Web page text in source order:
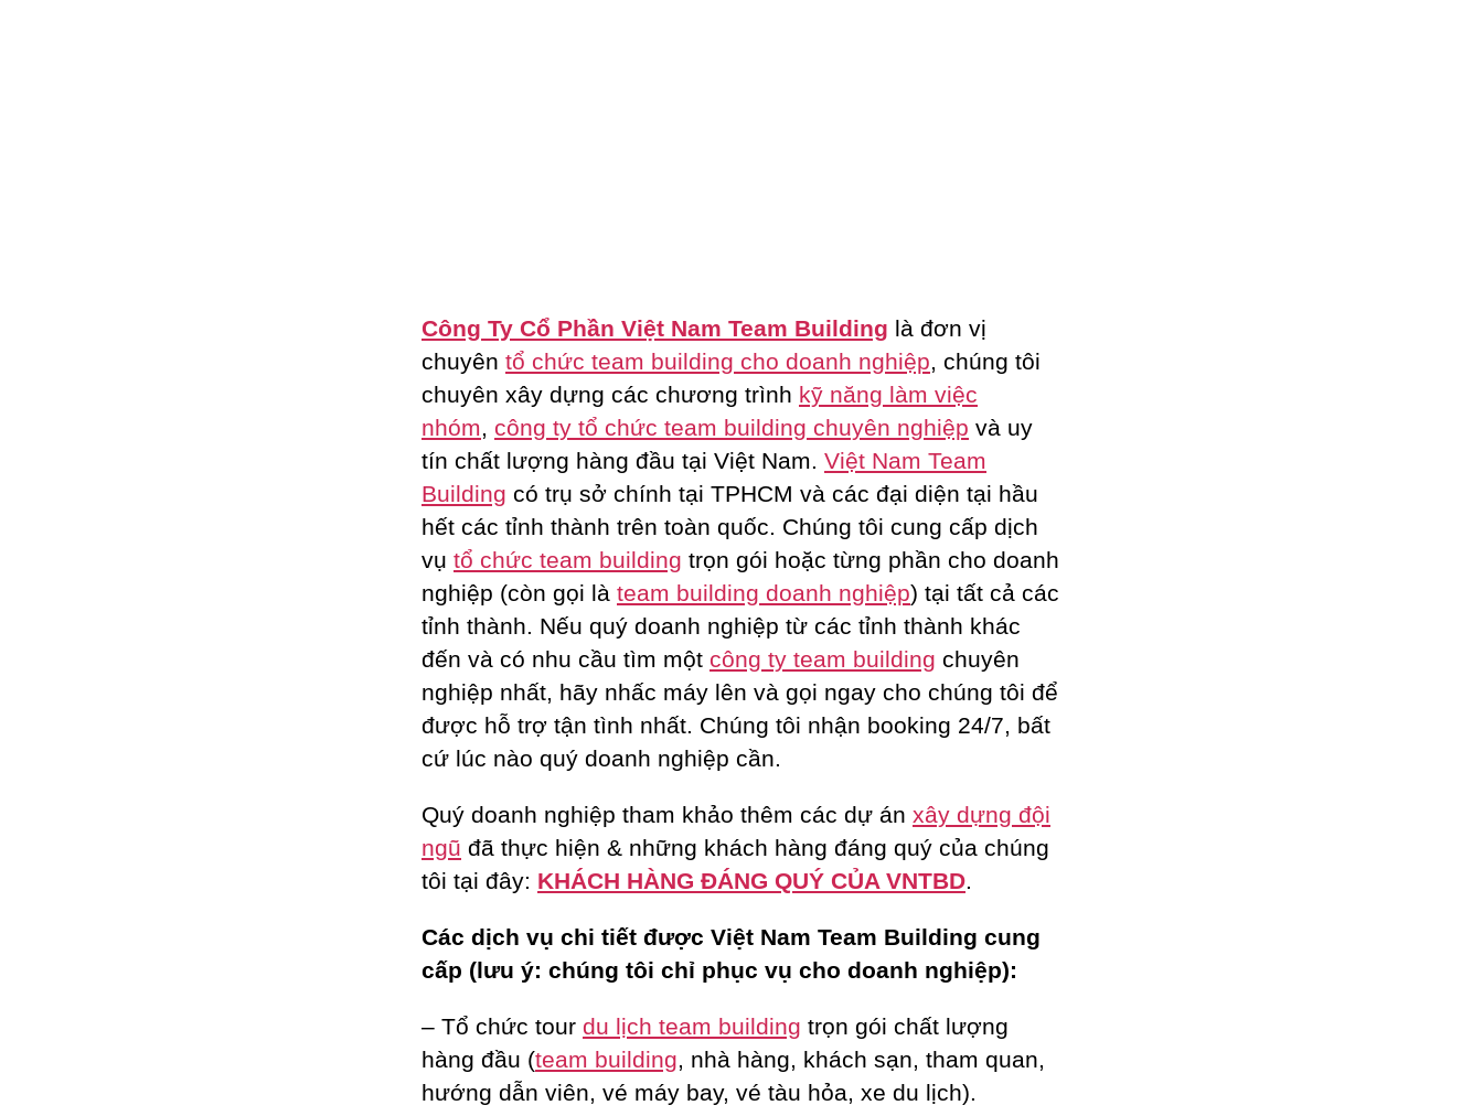
Công Ty Cổ Phần Việt Nam Team Building là đơn vị
chuyên tổ chức team building cho doanh nghiệp , chúng tôi
chuyên xây dựng các chương trình kỹ năng làm việc
nhóm
công ty tổ chức team building chuyên nghiệp và uy
tín chất lượng hàng đầu tại Việt Nam. Việt Nam Team
Building có trụ sở chính tại TPHCM và các đại diện tại hầu
hết các tỉnh thành trên toàn quốc. Chúng tôi cung cấp dịch
vụ tổ chức team building trọn gói hoặc từng phần cho doanh
nghiệp (còn gọi là team building doanh nghiệp) tại tất cả các
tỉnh thành. Nếu quý doanh nghiệp từ các tỉnh thành khác
đến và có nhu cầu tìm một công ty team building chuyên
nghiệp nhất, hãy nhấc máy lên và gọi ngay cho chúng tôi để
được hỗ trợ tận tình nhất. Chúng tôi nhận booking 24/7, bất
cứ lúc nào quý doanh nghiệp cần.
Quý doanh nghiệp tham khảo thêm các dự án xây dựng đội
ngũ đã thực hiện & những khách hàng đáng quý của chúng
tôi tại đây: KHÁCH HÀNG ĐÁNG QUÝ CỦA VNTBD
Các dịch vụ chi tiết được Việt Nam Team Building cung
cấp (lưu ý: chúng tôi chỉ phục vụ cho doanh nghiệp):
– Tổ chức tour du lịch team building trọn gói chất lượng
hàng đầu (team building , nhà hàng, khách sạn, tham quan,
hướng dẫn viên, vé máy bay, vé tàu hỏa, xe du lịch).